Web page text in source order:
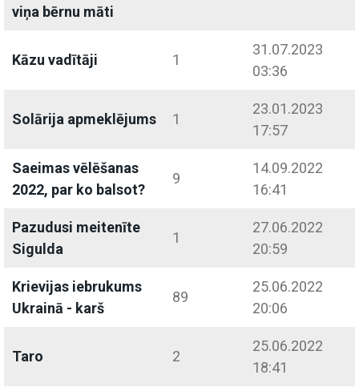
viņa bērnu māti
Kāzu vadītāji 1
31.07.2023
03:36
Solārija apmeklējums 1
23.01.2023
17:57
Saeimas vēlēšanas
2022, par ko balsot?
9
14.09.2022
16:41
Pazudusi meitenīte
Sigulda
1
27.06.2022
20:59
Krievijas iebrukums
Ukrainā - karš
89
25.06.2022
20:06
Taro 2
25.06.2022
18:41